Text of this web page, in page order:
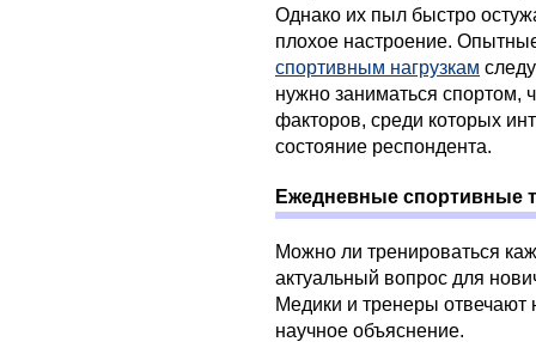
Однако их пыл быстро
плохое настроение.
спортивным нагрузкам
нужно заниматься спортом,
факторов, среди которых
состояние респондента.
Ежедневные спортивные
Можно ли тренироваться
актуальный вопрос для
Медики и тренеры отвечают
научное объяснение.